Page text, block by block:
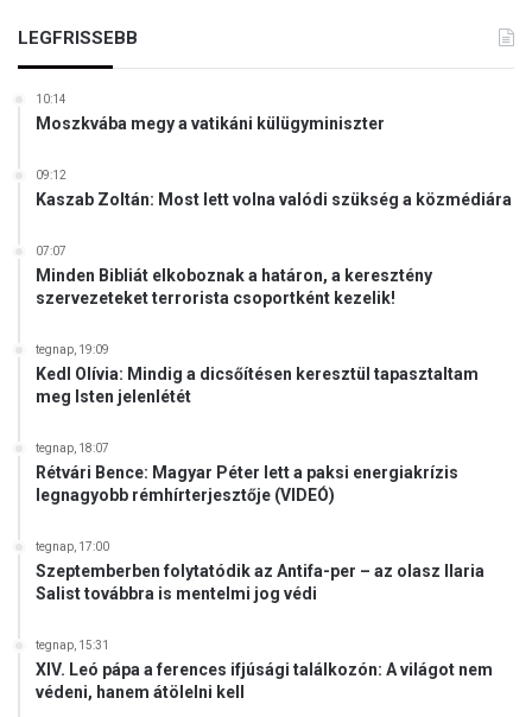
LEGFRISSEBB
10:14
Moszkvába megy a vatikáni külügyminiszter
09:12
Kaszab Zoltán: Most lett volna valódi szükség a közmédiára
07:07
Minden Bibliát elkoboznak a határon, a keresztény
szervezeteket terrorista csoportként kezelik!
tegnap, 19:09
Kedl Olívia: Mindig a dicsőítésen keresztül tapasztaltam
meg Isten jelenlétét
tegnap, 18:07
Rétvári Bence: Magyar Péter lett a paksi energiakrízis
legnagyobb rémhírterjesztője (VIDEÓ)
tegnap, 17:00
Szeptemberben folytatódik az Antifa-per – az olasz Ilaria
Salist továbbra is mentelmi jog védi
tegnap, 15:31
XIV. Leó pápa a ferences ifjúsági találkozón: A világot nem
védeni, hanem átölelni kell